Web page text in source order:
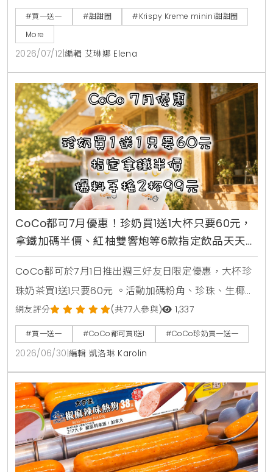
奶與柑橘可可，並同步推出加價購貼紙包、迷你提袋與
盲盒公仔。7月16日至7月18日期間更祭出LINE好友憑券
買minini禮盒送原味糖霜甜甜圈盒的買一送一限時優
惠。
#買一送一 #甜甜圈
#Krispy Kreme minini甜甜圈
More
2026/07/12 編輯 艾琳娜 Elena
CoCo都可7月優惠！珍奶買1送1大杯只要60元，
拿鐵加碼半價、紅柚雙響炮等6款指定飲品天天2
杯99元
CoCo都可於7月1日推出週三好友日限定優惠，大杯珍
珠奶茶買1送1只要60元 。活動加碼粉角、珍珠、生椰職
人拿鐵同價位買1送1 。同步推出暑來寶2杯99元好康，
新增紅柚雙響炮與紅柚香檸美式等6款指定飲品任選 。
網友評分 (共77人參與) 1,337
#買一送一 #CoCo都可買1送1 #CoCo珍奶買一送一
2026/06/30 編輯 凱洛琳 Karolin